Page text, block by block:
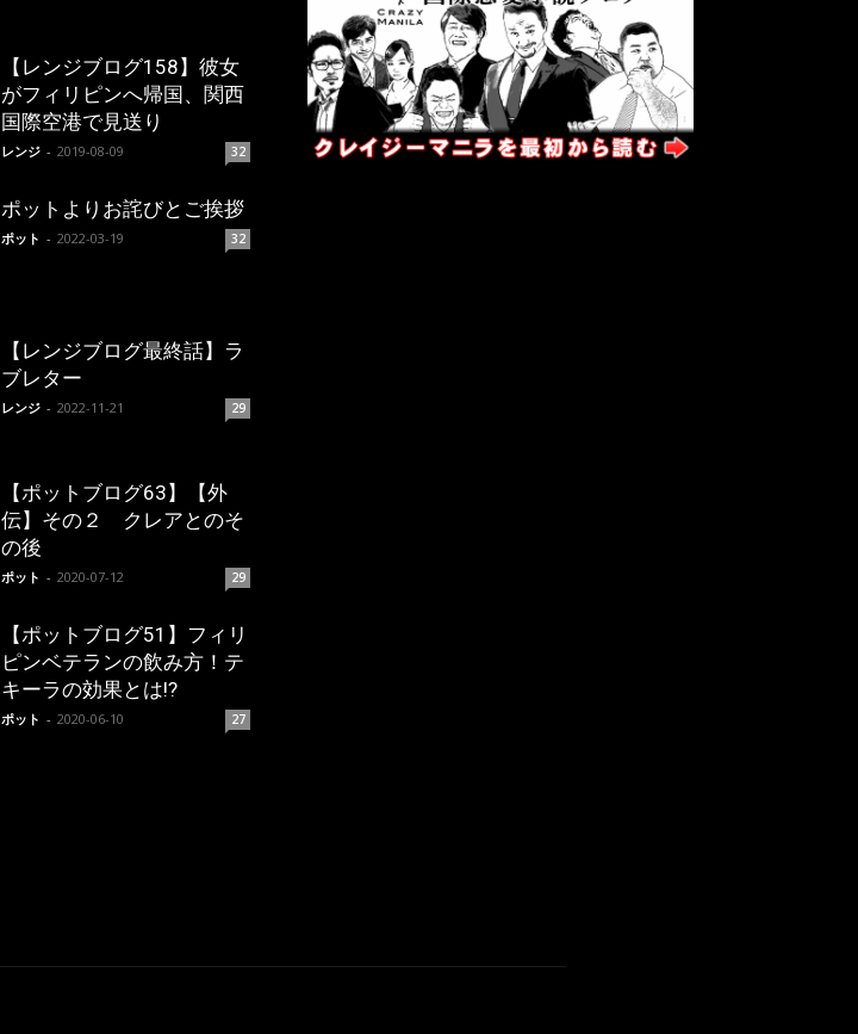
【レンジブログ158】彼女
がフィリピンへ帰国、関西
国際空港で見送り
レンジ - 2019-08-09 32
ポットよりお詫びとご挨拶
ポット - 2022-03-19 32
【レンジブログ最終話】ラ
ブレター
レンジ - 2022-11-21 29
【ポットブログ63】【外
伝】その２ クレアとのそ
の後
ポット - 2020-07-12 29
【ポットブログ51】フィリ
ピンベテランの飲み方！テ
キーラの効果とは!?
ポット - 2020-06-10 27